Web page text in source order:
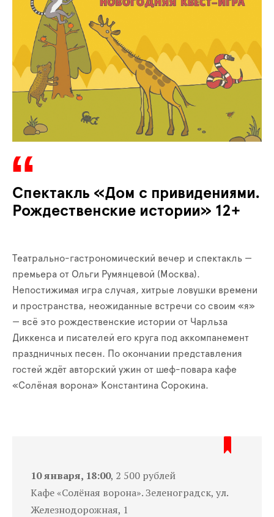
Спектакль «Дом с привидениями.
Рождественские истории» 12+
Театрально-гастрономический вечер и спектакль —
премьера от Ольги Румянцевой (Москва).
Непостижимая игра случая, хитрые ловушки времени
и пространства, неожиданные встречи со своим «я»
— всё это рождественские истории от Чарльза
Диккенса и писателей его круга под аккомпанемент
праздничных песен. По окончании представления
гостей ждёт авторский ужин от шеф-повара кафе
«Солёная ворона» Константина Сорокина.
10 января, 18:00, 2 500 рублей
Кафе «Солёная ворона». Зеленоградск, ул.
Железнодорожная, 1